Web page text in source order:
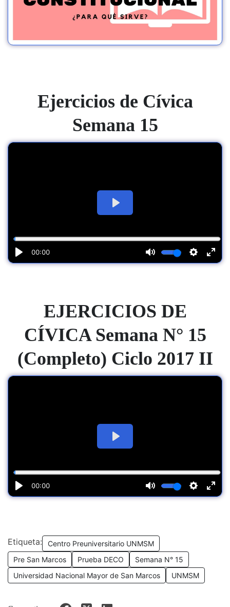
Ejercicios de Cívica
Semana 15
EJERCICIOS DE
CÍVICA Semana N° 15
(Completo) Ciclo 2017 II
Etiqueta:
Centro Preuniversitario UNMSM
Pre San Marcos
Prueba DECO
Semana N° 15
Universidad Nacional Mayor de San Marcos
UNMSM